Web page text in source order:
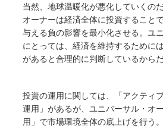
当然、地球温暖化が悪化していくの
オーナーは経済全体に投資すること
与える負の影響を最小化させる。ユ
にとっては、経済を維持するために
があると合理的に判断しているからだ
投資の運用に関しては、「アクティ
運用」があるが、ユニバーサル・オ
用」で市場環境全体の底上げを行う。